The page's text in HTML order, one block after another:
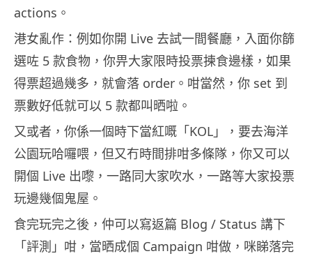
actions。
港女亂作：例如你開 Live 去試一間餐廳，入面你篩
選咗 5 款食物，你畀大家限時投票揀食邊樣，如果
得票超過幾多，就會落 order。咁當然，你 set 到
票數好低就可以 5 款都叫晒啦。
又或者，你係一個時下當紅嘅「KOL」，要去海洋
公園玩哈囉喂，但又冇時間排咁多條隊，你又可以
開個 Live 出嚟，一路同大家吹水，一路等大家投票
玩邊幾個鬼屋。
食完玩完之後，仲可以寫返篇 Blog / Status 講下
「評測」咁，當晒成個 Campaign 咁做，咪睇落完